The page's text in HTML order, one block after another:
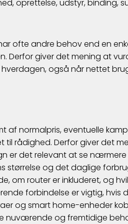
oprettelse, udstyr, binding,
ofte andre behov end en
Derfor giver det mening at
også når nettet
af normalpris, eventuelle
til rådighed. Derfor giver det
er det relevant at se nærmere
størrelse og det daglige
om router er inkluderet, og
forbindelse er vigtig, hvis
og smart home-enheder
nuværende og fremtidige